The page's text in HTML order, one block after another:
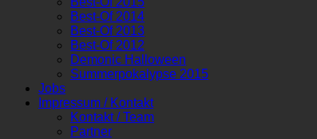
Best-Of 2014
Best-Of 2013
Best-Of 2012
Demonic Halloween
Summerpokalypse 2015
Jobs
Impressum / Kontakt
Kontakt / Team
Partner